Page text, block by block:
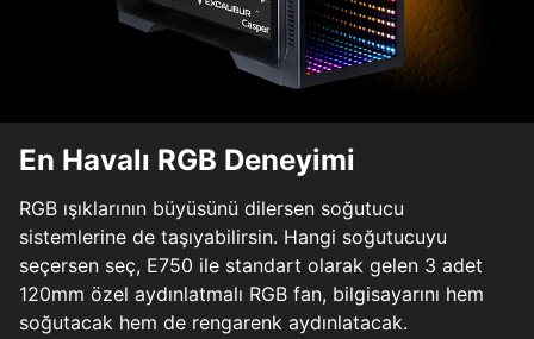
En Havalı RGB Deneyimi
RGB ışıklarının büyüsünü dilersen soğutucu
sistemlerine de taşıyabilirsin. Hangi soğutucuyu
seçersen seç, E750 ile standart olarak gelen 3 adet
120mm özel aydınlatmalı RGB fan, bilgisayarını hem
soğutacak hem de rengarenk aydınlatacak.